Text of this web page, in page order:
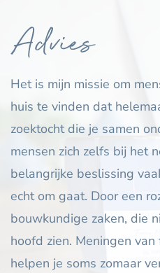
Advies
Het is mijn missie om
huis te vinden dat
zoektocht die je samen
mensen zich zelfs bij het
belangrijke beslissing
echt om gaat. Door een
bouwkundige zaken, die
hoofd zien. Meningen
helpen je soms zomaar